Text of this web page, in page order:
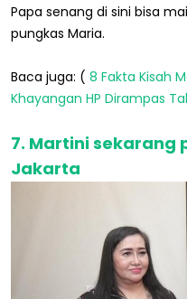
Papa senang di sini bisa
pungkas Maria.
Baca juga: ( 8 Fakta Kisah
Khayangan HP Dirampas
7. Martini sekarang
Jakarta